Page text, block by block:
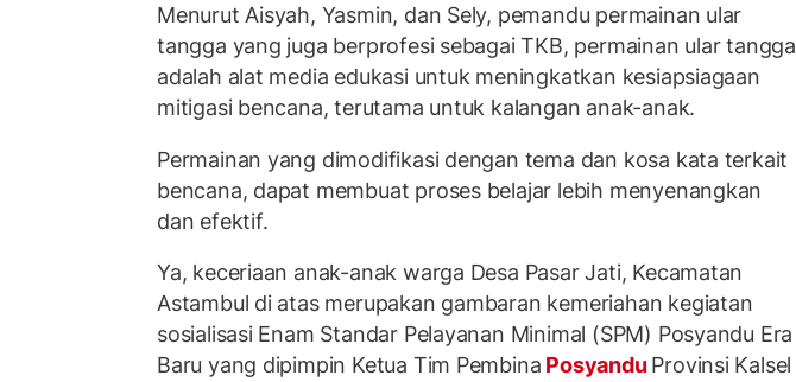
Menurut Aisyah, Yasmin, dan Sely, pemandu permainan ular
tangga yang juga berprofesi sebagai TKB, permainan ular tangga
adalah alat media edukasi untuk meningkatkan kesiapsiagaan
mitigasi bencana, terutama untuk kalangan anak-anak.
Permainan yang dimodifikasi dengan tema dan kosa kata terkait
bencana, dapat membuat proses belajar lebih menyenangkan
dan efektif.
Ya, keceriaan anak-anak warga Desa Pasar Jati, Kecamatan
Astambul di atas merupakan gambaran kemeriahan kegiatan
sosialisasi Enam Standar Pelayanan Minimal (SPM) Posyandu Era
Baru yang dipimpin Ketua Tim Pembina PosyanduProvinsi Kalsel